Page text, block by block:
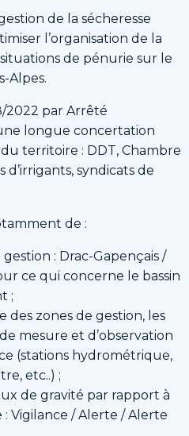
de la sécheresse
l’organisation de la
de pénurie sur le
Alpes.
2022 par Arrêté
longue concertation
territoire : DDT, Chambre
d’irrigants, syndicats de
de :
: Drac-Gapençais /
ce qui concerne le bassin
;
des zones de gestion, les
mesure et d’observation
(stations hydrométrique,
etc..) ;
de gravité par rapport à
Vigilance / Alerte / Alerte